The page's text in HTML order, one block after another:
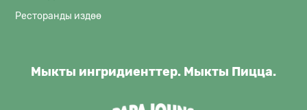
Ресторанды издөө
Мыкты ингридиенттер. Мыкты Пицца.